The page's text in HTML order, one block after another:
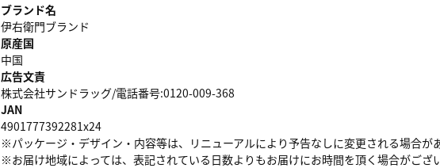
ブランド名
伊右衛門ブランド
原産国
中国
広告文責
株式会社サンドラッグ/電話番号:0120-009-368
JAN
4901777392281x24
※パッケージ・デザイン・内容等は、リニューアルにより予告なしに変更される場合が
※お届け地域によっては、表記されている日数よりもお届けにお時間を頂く場合がござい